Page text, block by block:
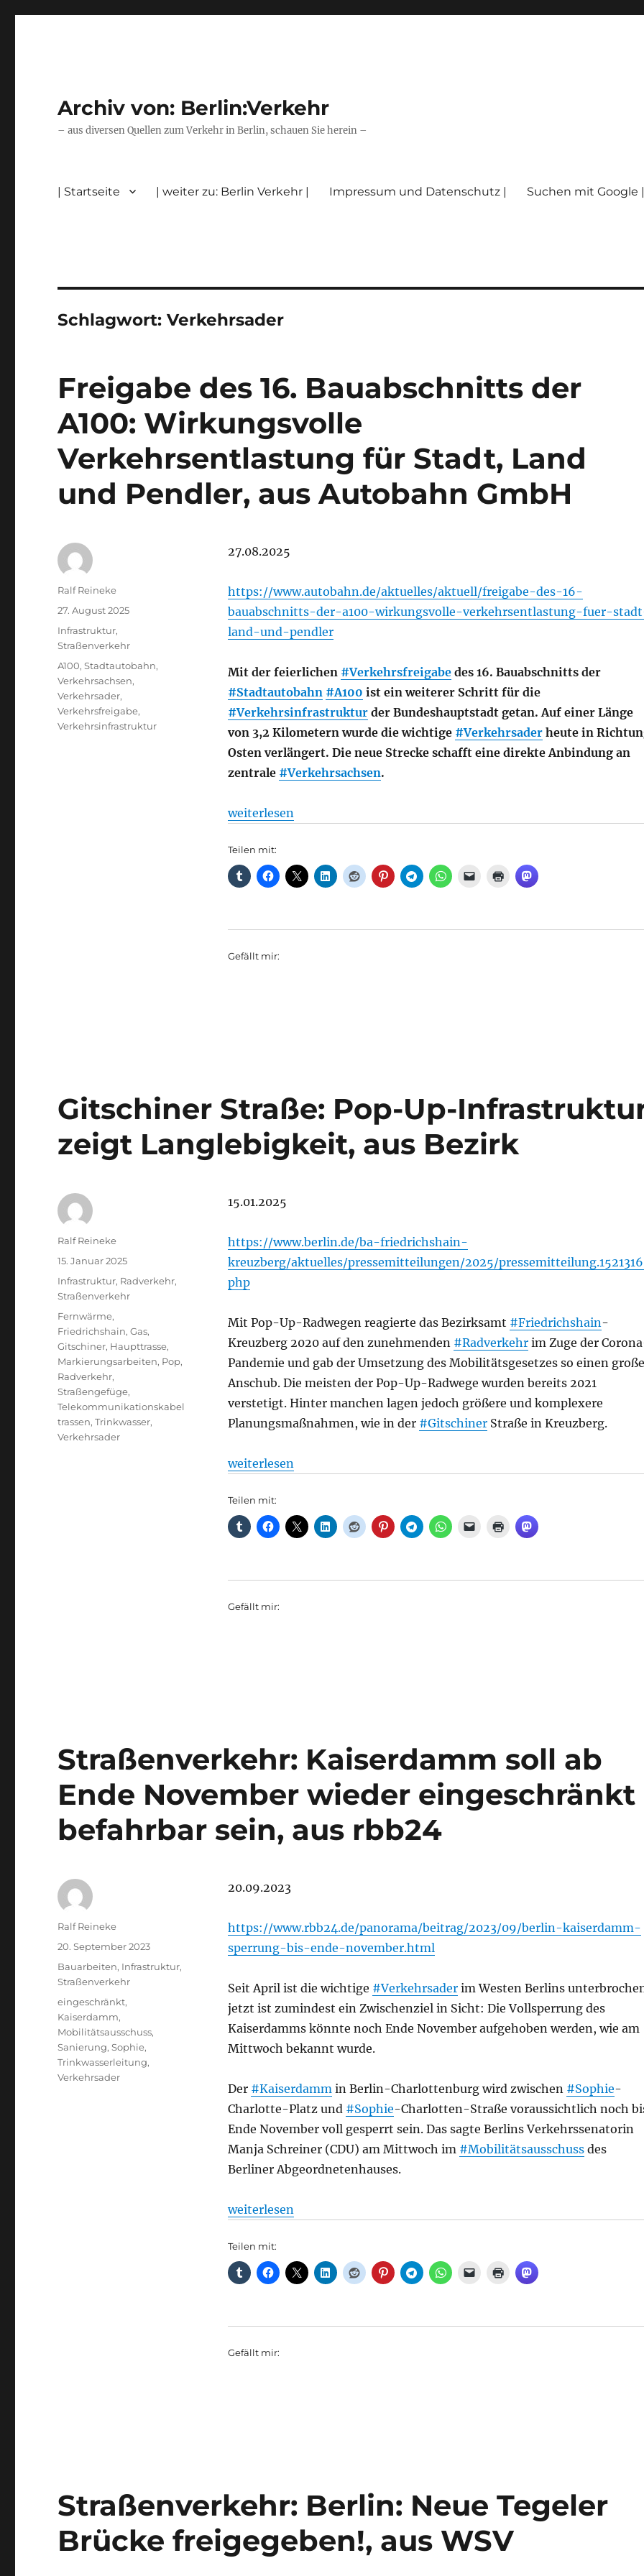
Archiv von: Berlin:Verkehr
– aus diversen Quellen zum Verkehr in Berlin, schauen Sie herein –
| Startseite | weiter zu: Berlin Verkehr | Impressum und Datenschutz | Suchen mit Google |
Schlagwort:Verkehrsader
Freigabe des 16. Bauabschnitts der
A100: Wirkungsvolle
Verkehrsentlastung für Stadt, Land
und Pendler, aus Autobahn GmbH
27.08.2025
https://www.autobahn.de/aktuelles/aktuell/freigabe-des-16-
bauabschnitts-der-a100-wirkungsvolle-verkehrsentlastung-fuer-
land-und-pendler
Mit der feierlichen #Verkehrsfreigabedes 16. Bauabschnitts der
#Stadtautobahn #A100 ist ein weiterer Schritt für die
#Verkehrsinfrastrukturder Bundeshauptstadt getan. Auf einer Länge
von 3,2 Kilometern wurde die wichtige #Verkehrsaderheute in
Osten verlängert. Die neue Strecke schafft eine direkte Anbindung an
zentrale #Verkehrsachsen.
„Freigabe des 16. Bauabschnitts der A100: Wirkungsvolle
weiterlesen
Teilen mit:
Gefällt mir:
Autor
Ralf Reineke
Veröffentlicht
am
27. August 2025
Kategorien
Infrastruktur,
Straßenverkehr
Schlagwörter
A100,Stadtautobahn,
Verkehrsachsen,
Verkehrsader,
Verkehrsfreigabe,
Verkehrsinfrastruktur
Gitschiner Straße: Pop-Up-
zeigt Langlebigkeit, aus Bezirk
15.01.2025
https://www.berlin.de/ba-friedrichshain-
kreuzberg/aktuelles/pressemitteilungen/2025/
php
Mit Pop-Up-Radwegen reagierte das Bezirksamt #Friedrichshain-
Kreuzberg 2020 auf den zunehmenden #Radverkehrim Zuge der
Pandemie und gab der Umsetzung des Mobilitätsgesetzes so einen
Anschub. Die meisten der Pop-Up-Radwege wurden bereits 2021
verstetigt. Hinter manchen lagen jedoch größere und komplexere
Planungsmaßnahmen, wie in der #GitschinerStraße in Kreuzberg.
„Gitschiner Straße: Pop-Up-Infrastruktur zeigt Langlebigkeit, aus
weiterlesen
Teilen mit:
Gefällt mir:
Autor
Ralf Reineke
Veröffentlicht
am
15. Januar 2025
Kategorien
Infrastruktur, Radverkehr,
Straßenverkehr
Schlagwörter
Fernwärme,
Friedrichshain,Gas,
Gitschiner, Haupttrasse,
Markierungsarbeiten, Pop,
Radverkehr,
Straßengefüge,
Telekommunikationskabel
trassen,Trinkwasser,
Verkehrsader
Straßenverkehr: Kaiserdamm soll ab
Ende November wieder eingeschränkt
befahrbar sein, aus rbb24
20.09.2023
https://www.rbb24.de/panorama/beitrag/2023/09/berlin-kaiserdamm-
sperrung-bis-ende-november.html
Seit April ist die wichtige #Verkehrsaderim Westen Berlins
jetzt ist zumindest ein Zwischenziel in Sicht: Die Vollsperrung des
Kaiserdamms könnte noch Ende November aufgehoben werden, wie am
Mittwoch bekannt wurde.
Der #Kaiserdammin Berlin-Charlottenburg wird zwischen #Sophie-
Charlotte-Platz und #Sophie-Charlotten-Straße voraussichtlich noch
Ende November voll gesperrt sein. Das sagte Berlins Verkehrssenatorin
Manja Schreiner (CDU) am Mittwoch im #Mobilitätsausschussdes
Berliner Abgeordnetenhauses.
„Straßenverkehr: Kaiserdamm soll ab Ende November wieder
weiterlesen
Teilen mit:
Gefällt mir:
Autor
Ralf Reineke
Veröffentlicht
20. September 2023
Kategorien
Bauarbeiten, Infrastruktur,
Straßenverkehr
Schlagwörter
eingeschränkt,
Kaiserdamm,
Mobilitätsausschuss,
Sanierung,Sophie,
Trinkwasserleitung,
Verkehrsader
Straßenverkehr: Berlin: Neue Tegeler
Brücke freigegeben!, aus WSV